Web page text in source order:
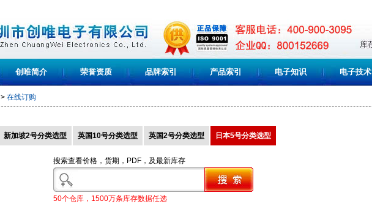
创唯简介 荣誉资质 品牌索引 产品索引 电子知识 电子技术
> 在线订购
新加坡2号分类选型 英国10号分类选型 英国2号分类选型 日本5号分类选型
搜索查看价格，货期，PDF，及最新库存
50个仓库，1500万条库存数据任选